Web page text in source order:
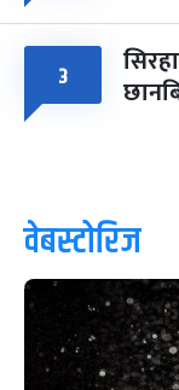
३
वेबस्टोरिज